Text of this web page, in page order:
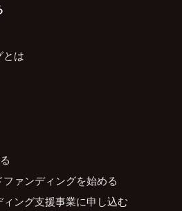
とは
ァンディングを始める
ング支援事業に申し込む